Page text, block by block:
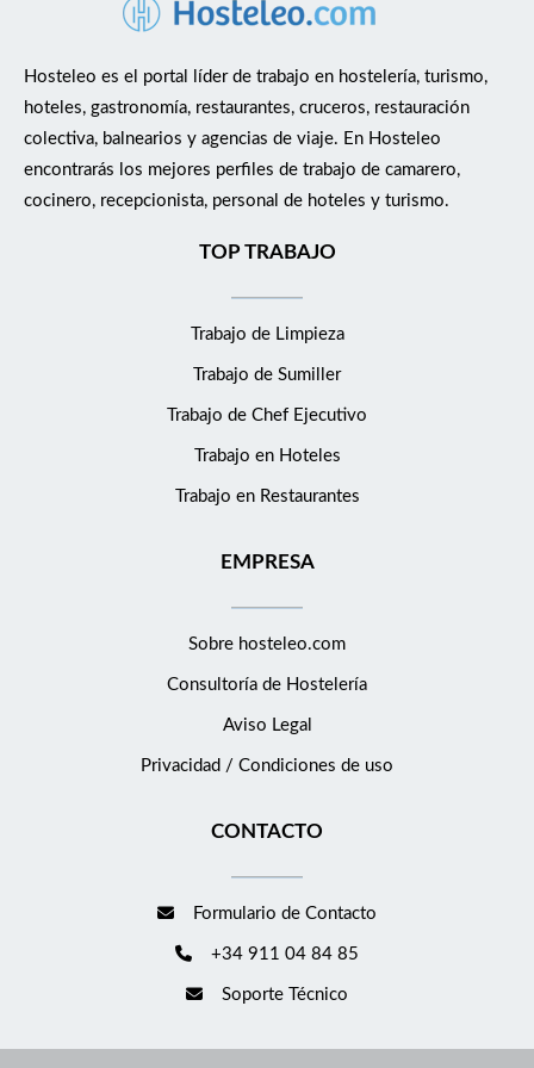
trainees y creando vínculos más allá del trabajo. Ayuda
económica al estudiante de prácticas. Una comida por turno:
para que tengas la energía necesaria para rendir al máximo.
Excelente ambiente laboral y trabajo en equipo: integra un
entorno dinámico donde tus ideas y contribuciones se valoran
destinos como Madrid, Mallorca, Costa Brava y Andalucía. Nos
sea real, cada día y en todos los casos. Creemos que, el lujo
debe entenderse como una combinación de nuevas
Todo ello potenciado por la sofisticación, el estilo, la seducción
y la calidez. ÚNICO significa irrepetible; por eso ponemos al
del lujo en la hospitalidad contemporánea. NUESTRA GENTE
Nos apasiona lo que hacemos, y somos conscientes de que los
resultados se obtienen a través de las acciones que repetimos a
compromete a cultivar una actitud de cuidado y dedicación.
Animamos a nuestros equipos a que cosechen esta actitud, y la
continuo por mantener la igualdad de oportunidades en todos
Hosteleo es el portal líder de trabajo en hostelería, turismo,
hoteles, gastronomía, restaurantes, cruceros, restauración
colectiva, balnearios y agencias de viaje. En Hosteleo
encontrarás los mejores perfiles de trabajo de camarero,
cocinero, recepcionista, personal de hoteles y turismo.
TOP TRABAJO
Trabajo de Limpieza
Trabajo de Sumiller
Trabajo de Chef Ejecutivo
Trabajo en Hoteles
Trabajo en Restaurantes
EMPRESA
Sobre hosteleo.com
Consultoría de Hostelería
Aviso Legal
Privacidad / Condiciones de uso
CONTACTO
Formulario de Contacto
+34 911 04 84 85
Soporte Técnico